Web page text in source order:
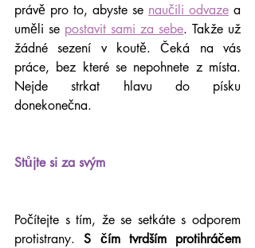
právě pro to, abyste se naučili odvaze a
uměli se postavit sami za sebe. Takže už
žádné sezení v koutě. Čeká na vás
práce, bez které se nepohnete z místa.
Nejde strkat hlavu do písku
donekonečna.
Stůjte si za svým
Počítejte s tím, že se setkáte s odporem
protistrany. S čím tvrdším protihráčem